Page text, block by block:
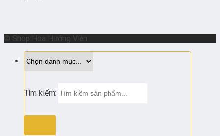
© Shop Hoa Hướng Viễn
Tìm kiếm: